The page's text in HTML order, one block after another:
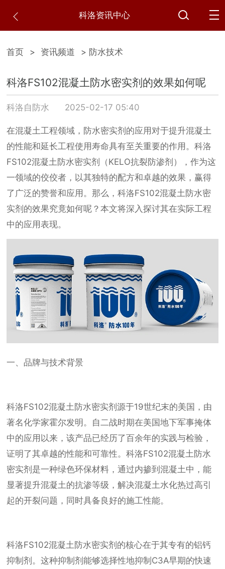
科洛资讯中心
首页 > 资讯频道 > 防水技术
科洛FS102混凝土防水密实剂的效果如何呢
科洛自防水 2025-02-17 05:40
在混凝土工程领域，防水密实剂的应用对于提升混凝土
的性能和延长工程使用寿命具有至关重要的作用。科洛
FS102混凝土防水密实剂（KELO抗裂防渗剂），作为这
一领域的佼佼者，以其独特的配方和卓越的效果，赢得
了广泛的赞誉和应用。那么，科洛FS102混凝土防水密
实剂的效果究竟如何呢？本文将深入探讨其在实际工程
中的应用表现。
一、品牌与技术背景
科洛FS102混凝土防水密实剂源于19世纪末的美国，由
著名化学家霍尔发明。自二战时期在美国地下军事掩体
中的应用以来，该产品已经历了百余年的实践与检验，
证明了其卓越的性能和可靠性。科洛FS102混凝土防水
密实剂是一种绿色环保材料，通过内掺到混凝土中，能
显著提升混凝土的抗渗等级，解决混凝土水化热过高引
起的开裂问题，同时具备良好的施工性能。
科洛FS102混凝土防水密实剂的核心在于其专有的铝钙
抑制剂。这种抑制剂能够选择性地抑制C3A早期的快速